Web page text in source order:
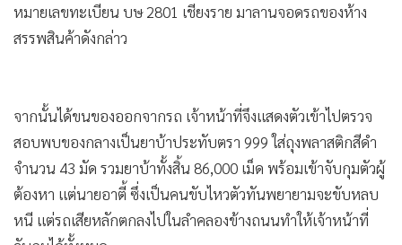
News1
หมายเลขทะเบียน บษ 2801 เชียงราย มาลานจอดรถของห้าง
สรรพสินค้าดังกล่าว
จากนั้นได้ขนของออกจากรถ เจ้าหน้าที่จึงแสดงตัวเข้าไปตรวจ
สอบพบของกลางเป็นยาบ้าประทับตรา 999 ใส่ถุงพลาสติกสีดำ
จำนวน 43 มัด รวมยาบ้าทั้งสิ้น 86,000 เม็ด พร้อมเข้าจับกุมตัวผู้
ต้องหา แต่นายอาตี้ ซึ่งเป็นคนขับไหวตัวทันพยายามจะขับหลบ
หนี แต่รถเสียหลักตกลงไปในลำคลองข้างถนนทำให้เจ้าหน้าที่